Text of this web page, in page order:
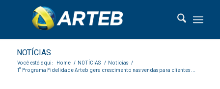
NOTÍCIAS
Você está aqui: Home / NOTÍCIAS / Notícias /
1° Programa Fidelidade Arteb gera crescimento nas vendas para clientes ...